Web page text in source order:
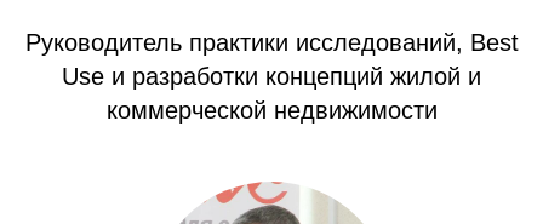
Руководитель практики исследований, Best
Use и разработки концепций жилой и
коммерческой недвижимости